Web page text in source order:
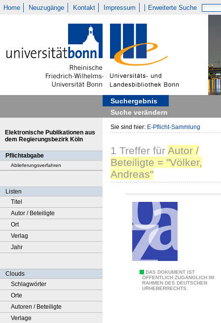
Home Neuzugänge Kontakt Impressum Erweiterte Suche
Suchergebnis
Suche verändern
Elektronische Publikationen aus
dem Regierungsbezirk Köln
Pflichtabgabe
Ablieferungsverfahren
Listen
Titel
Autor / Beteiligte
Ort
Verlag
Jahr
Clouds
Schlagwörter
Orte
Autoren / Beteiligte
Verlage
Sie sind hier: E-Pflicht-Sammlung
1 Treffer für Autor /
Beteiligte = "Völker,
Andreas"
DAS DOKUMENT IST
ÖFFENTLICH ZUGÄNGLICH IM
RAHMEN DES DEUTSCHEN
URHEBERRECHTS.